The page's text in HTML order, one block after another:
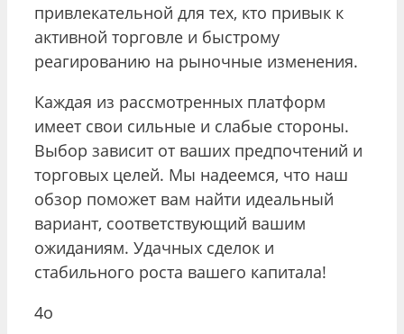
привлекательной для тех, кто привык к
активной торговле и быстрому
реагированию на рыночные изменения.
Каждая из рассмотренных платформ
имеет свои сильные и слабые стороны.
Выбор зависит от ваших предпочтений и
торговых целей. Мы надеемся, что наш
обзор поможет вам найти идеальный
вариант, соответствующий вашим
ожиданиям. Удачных сделок и
стабильного роста вашего капитала!
4o